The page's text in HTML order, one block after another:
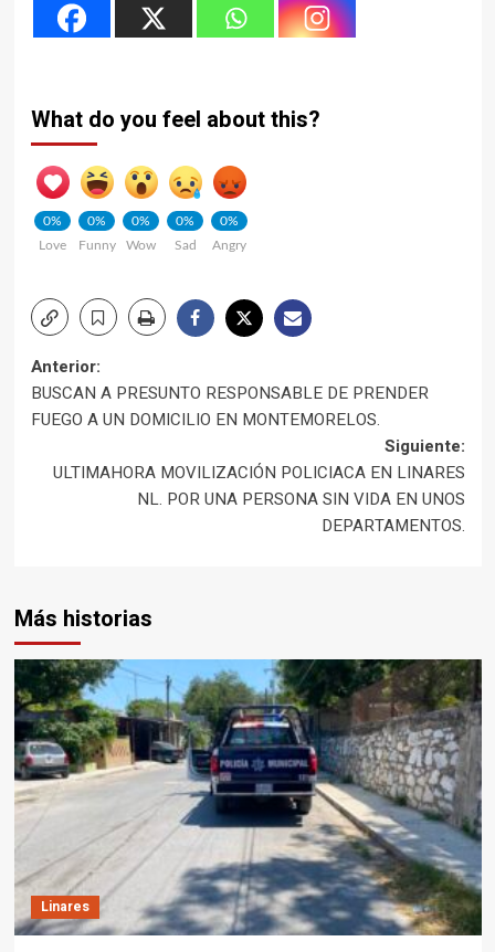
What do you feel about this?
0%
Love
0%
Funny
0%
Wow
0%
Sad
0%
Angry
Navegación
de
entradas
Anterior:
BUSCAN A PRESUNTO RESPONSABLE DE PRENDER
FUEGO A UN DOMICILIO EN MONTEMORELOS.
Siguiente:
ULTIMAHORA MOVILIZACIÓN POLICIACA EN LINARES
NL. POR UNA PERSONA SIN VIDA EN UNOS
DEPARTAMENTOS.
Más historias
Linares